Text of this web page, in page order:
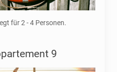
für 2 - 4 Personen.
9